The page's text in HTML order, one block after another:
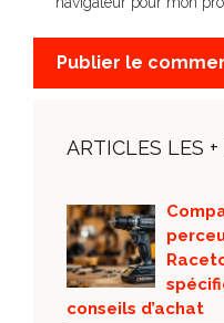
ARTICLES LES +
conseils d’achat